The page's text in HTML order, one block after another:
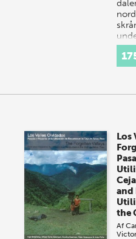
Los
and
the
Af